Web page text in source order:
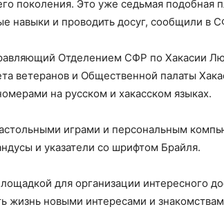
поколения. Это уже седьмая подобная
навыки и проводить досуг, сообщили в
Отделением СФР по Хакасии
ветеранов и Общественной палаты
на русском и хакасском языках.
играми и персональным
и указатели со шрифтом Брайля.
для организации интересного
жизнь новыми интересами и